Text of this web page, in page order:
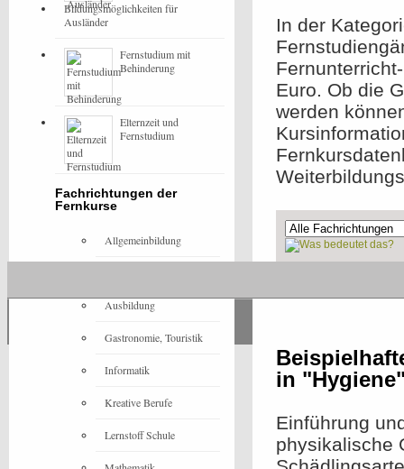
In der
Euro. Ob die
werden
in
Einführung
physikalische
Bildungsmöglichkeiten für
Ausländer
Fernstudium mit
Behinderung
Elternzeit und
Fernstudium
Fachrichtungen der
Fernkurse
Allgemeinbildung
Ausbildung
Gastronomie, Touristik
Informatik
Kreative Berufe
Lernstoff Schule